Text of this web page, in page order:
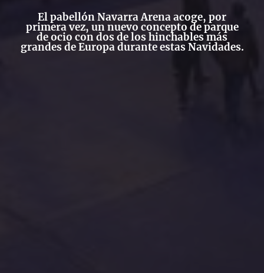
El pabellón Navarra Arena acoge, por
primera vez, un nuevo concepto de parque
de ocio condos de los hinchables más
grandes de Europadurante estas Navidades.